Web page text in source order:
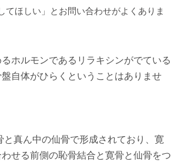
てほしい」とお問い合わせがよくありま
ホルモンであるリラキシンがでている
自体がひらくということはありませ
と真ん中の仙骨で形成されており、寛
せる前側の恥骨結合と寛骨と仙骨をつ